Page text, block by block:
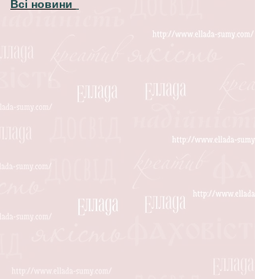
Всі новини